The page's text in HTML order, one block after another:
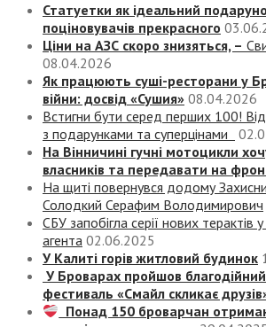
Статуетки як ідеальний
поціновувачів прекрасного
Ціни на АЗС скоро знизяться, –
08.04.2026
Як працюють суші-ресторани у
війни: досвід «Сушия» 08.04.2026
Встигни бути серед перших 100!
з подарунками та суперцінами
На Вінничині гучні мотоцикли
власників та передавати на
На щиті повернувся додому
Солодкий Серафим Володимирович
СБУ запобігла серії нових терактів
агента 02.06.2025
У Калиті горів житловий будинок
У Броварах пройшов
фестиваль «Смайл скликає
Понад 150 броварчан